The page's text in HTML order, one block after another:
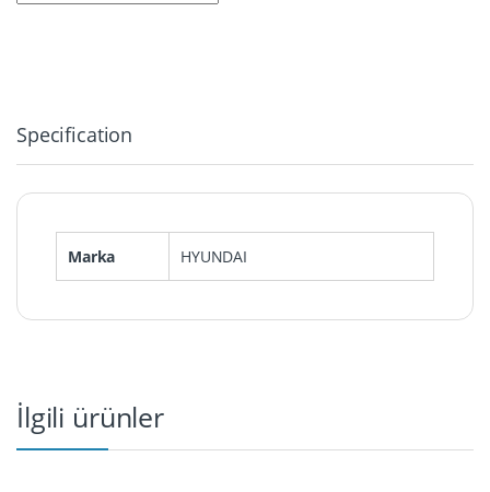
Specification
Marka HYUNDAI
İlgili ürünler